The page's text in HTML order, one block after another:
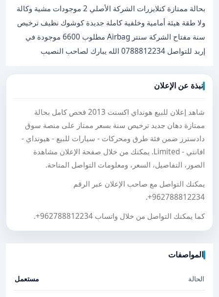
بحالة ممتازة كتلايزرات الشركة الأصلي 2 موجودات مشية وكالة
ولا طقة هيئة أمامية وخلفية كاملة جديدة كوشوك نظيف ترخيص
سنة مفتاح الشركة سنتر Airbag مطلوب 6600 موجودة في
إربد للتواصل 0788812234 الله يبارك لصاحب النصيب
نبذة عن الإعلان
شاهد إعلان للبيع هونداي اكسنت 2013 فحص كامل بحالة
ممتازة دهان جديد ترخيص سنة بسعر ممتاز على منصة سوق
دادسترز ضمن فئة طرق ومحركات - سيارات للبيع - هيونداي -
افانتي - Limited. يمكنك من خلال صفحة الإعلان مشاهدة
الصور، التفاصيل، السعر، ومعلومات التواصل المتاحة.
يمكنك التواصل مع صاحب الإعلان عبر الرقم
+962788812234
.
كما يمكنك التواصل من خلال واتساب +962788812234
.
المواصفات
الحالة مستعمل